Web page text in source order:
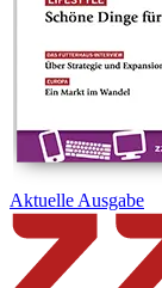
Aktuelle Ausgabe